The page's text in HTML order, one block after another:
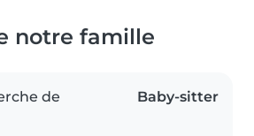
notre famille
de Baby-sitter